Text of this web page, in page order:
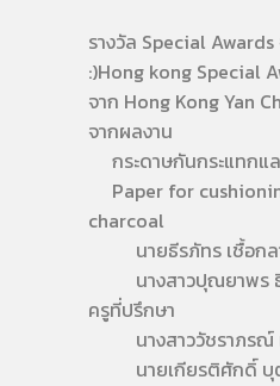
รางวัล Special Awards
:)Hong kong Special
จาก Hong Kong Yan
จากผลงาน
กระดาษกันกระแทกแ
Paper for
charcoal
นายธีรภัทร เชื้อกล
นางสาวปุณยาพร
ครูที่ปรึกษา
นางสาววัชราภรณ์
นายเกียรติศักดิ์ บุ